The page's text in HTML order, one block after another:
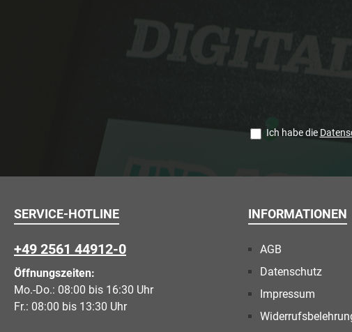
Ich habe die
SERVICE-HOTLINE
+49 2561 44912-0
Öffnungszeiten:
Mo.-Do.: 08:00 bis 16:30 Uhr
Fr.: 08:00 bis 13:30 Uhr
INFORMATIONEN
AGB
Datenschutz
Impressum